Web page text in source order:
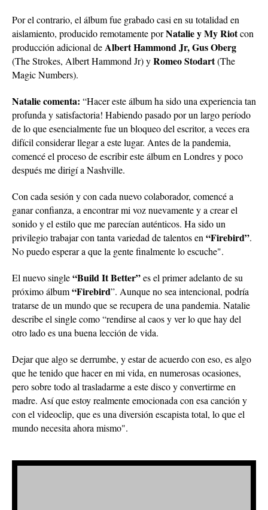
Por el contrario, el álbum fue grabado casi en su totalidad en
aislamiento, producido remotamente porNatalie y My Riotcon
producción adicional deAlbert Hammond Jr, Gus Oberg
(The Strokes, Albert Hammond Jr) yRomeo Stodart(The
Magic Numbers).
Natalie comenta: “Hacer este álbum ha sido una experiencia tan
profunda y satisfactoria! Habiendo pasado por un largo período
de lo que esencialmente fue un bloqueo del escritor, a veces era
difícil considerar llegar a este lugar. Antes de la pandemia,
comencé el proceso de escribir este álbum en Londres y poco
después me dirigí a Nashville.
Con cada sesión y con cada nuevo colaborador, comencé a
ganar confianza, a encontrar mi voz nuevamente y a crear el
sonido y el estilo que me parecían auténticos. Ha sido un
privilegio trabajar con tanta variedad de talentos en “Firebird”.
No puedo esperar a que la gente finalmente lo escuche".
El nuevo single“Build It Better”es el primer adelanto de su
próximo álbum“Firebird”. Aunque no sea intencional, podría
tratarse de un mundo que se recupera de una pandemia. Natalie
describe el single como “rendirse al caos y ver lo que hay del
otro lado es una buena lección de vida.
Dejar que algo se derrumbe, y estar de acuerdo con eso, es algo
que he tenido que hacer en mi vida, en numerosas ocasiones,
pero sobre todo al trasladarme a este disco y convertirme en
madre. Así que estoy realmente emocionada con esa canción y
con el videoclip, que es una diversión escapista total, lo que el
mundo necesita ahora mismo".